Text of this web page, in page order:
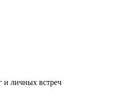
и личных встреч